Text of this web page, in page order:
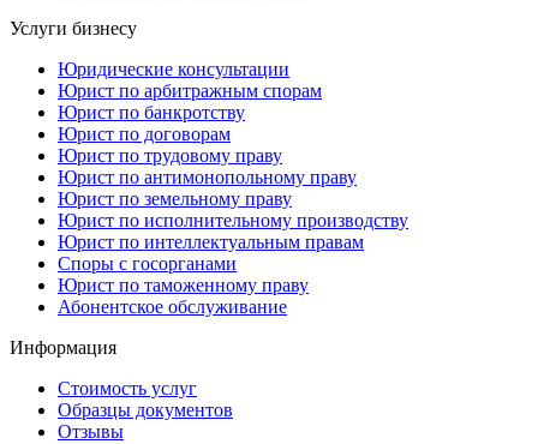
Услуги бизнесу
Юридические консультации
Юрист по арбитражным спорам
Юрист по банкротству
Юрист по договорам
Юрист по трудовому праву
Юрист по антимонопольному праву
Юрист по земельному праву
Юрист по исполнительному производству
Юрист по интеллектуальным правам
Споры с госорганами
Юрист по таможенному праву
Абонентское обслуживание
Информация
Стоимость услуг
Образцы документов
Отзывы